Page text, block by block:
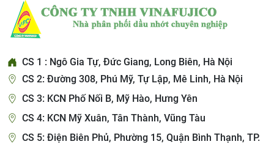
CS 1 : Ngô Gia Tự, Đức Giang, Long Biên, Hà Nội
CS 2: Đường 308, Phú Mỹ, Tự Lập, Mê Linh, Hà Nội
CS 3: KCN Phố Nối B, Mỹ Hào, Hưng Yên
CS 4: KCN Mỹ Xuân, Tân Thành, Vũng Tàu
CS 5: Điện Biên Phủ, Phường 15, Quận Bình Thạnh, TP.